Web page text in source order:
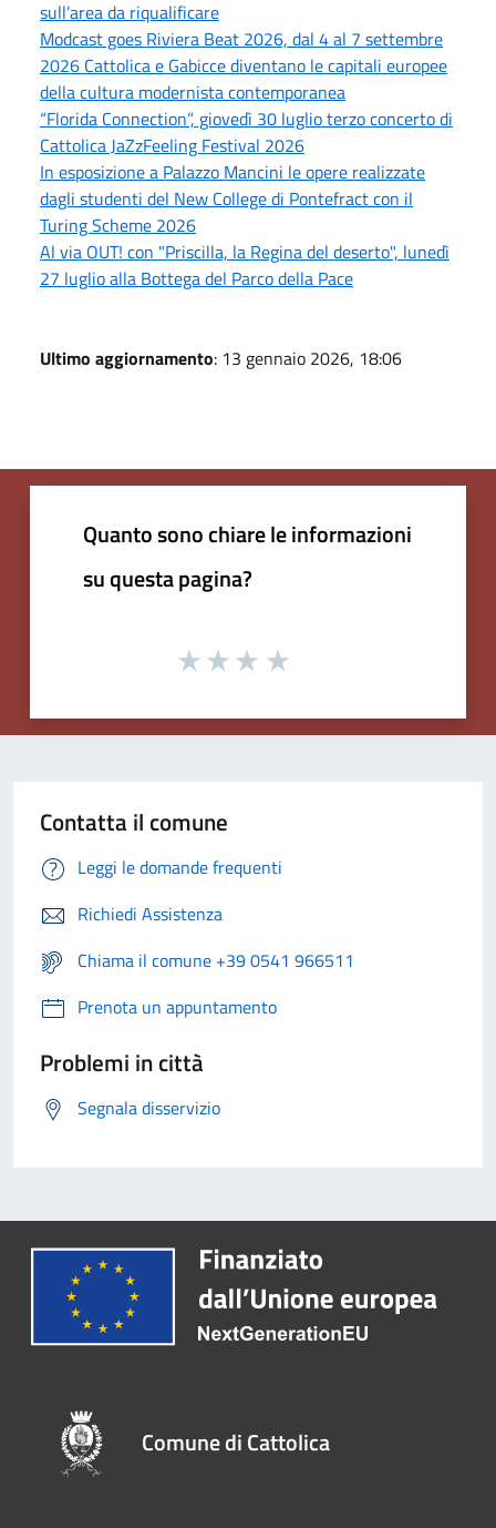
sull’area da riqualificare
Modcast goes Riviera Beat 2026, dal 4 al 7 settembre
2026 Cattolica e Gabicce diventano le capitali europee
della cultura modernista contemporanea
“Florida Connection”, giovedì 30 luglio terzo concerto di
Cattolica JaZzFeeling Festival 2026
In esposizione a Palazzo Mancini le opere realizzate
dagli studenti del New College di Pontefract con il
Turing Scheme 2026
Al via OUT! con "Priscilla, la Regina del deserto", lunedì
27 luglio alla Bottega del Parco della Pace
Ultimo aggiornamento: 13 gennaio 2026, 18:06
Quanto sono chiare le informazioni
su questa pagina?
Contatta il comune
Leggi le domande frequenti
Richiedi Assistenza
Chiama il comune +39 0541 966511
Prenota un appuntamento
Problemi in città
Segnala disservizio
Comune di Cattolica